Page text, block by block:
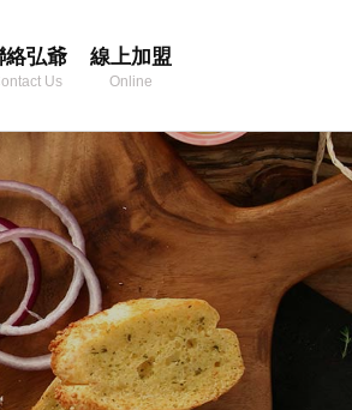
絡弘爺
Us
線上加盟
Online